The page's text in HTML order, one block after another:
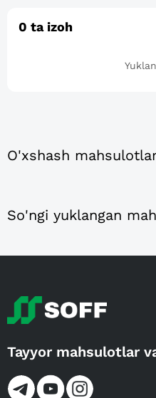
0 ta izoh
O'xshash
So'ngi yuklangan
Tayyor mahsulotlar